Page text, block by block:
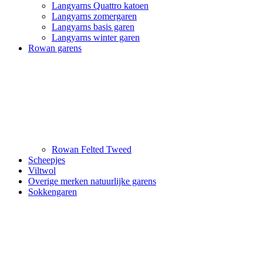
Langyarns Quattro katoen
Langyarns zomergaren
Langyarns basis garen
Langyarns winter garen
Rowan garens
Rowan Felted Tweed
Scheepjes
Viltwol
Overige merken natuurlijke garens
Sokkengaren